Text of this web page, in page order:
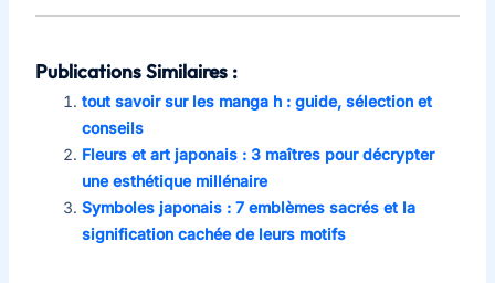
Publications Similaires :
tout savoir sur les manga h : guide, sélection et
conseils
Fleurs et art japonais : 3 maîtres pour décrypter
une esthétique millénaire
Symboles japonais : 7 emblèmes sacrés et la
signification cachée de leurs motifs